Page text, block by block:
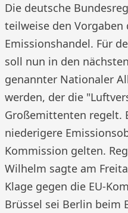
Die deutsche
teilweise den Vorgaben
Emissionshandel. Für
soll nun in den
genannter Nationaler
werden, der die
Großemittenten regelt.
niederigere
Kommission gelten.
Wilhelm sagte am
Klage gegen die EU-
Brüssel sei Berlin beim